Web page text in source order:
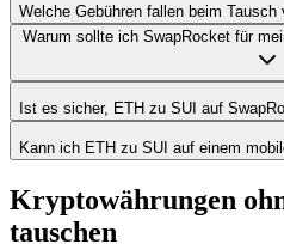
Welche Gebühren fallen beim
Warum sollte ich SwapRocket für
Ist es sicher, ETH zu SUI auf
Kann ich ETH zu SUI auf einem
Kryptowährungen
tauschen